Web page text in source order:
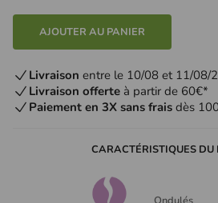
AJOUTER AU PANIER
Livraison entre le 10/08 et 11/08/
Livraison offerte à partir de 60€*
Paiement en 3X sans frais dès
CARACTÉRISTIQUES DU